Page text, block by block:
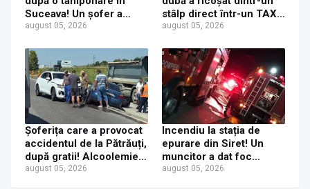
Suceava! Un șofer a
ajuns la Urgențe la 24 de
tamponat de o tânără
neatentă
august 05, 2026
stâlp direct într-un TAXI.
O mamă și fetița ei de 6
august 05, 2026
Șoferița care a provocat
accidentul de la Pătrăuți,
după gratii! Alcoolemie
record de 3,12 g/l
august 05, 2026
Incendiu la stația de
epurare din Siret! Un
muncitor a dat foc
pompelor de apă în timp
august 05, 2026